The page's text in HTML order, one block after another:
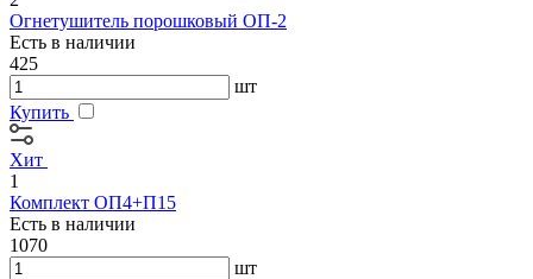
Огнетушитель порошковый ОП-2
Есть в наличии
425
шт
Купить
Хит
1
Комплект ОП4+П15
Есть в наличии
1070
шт